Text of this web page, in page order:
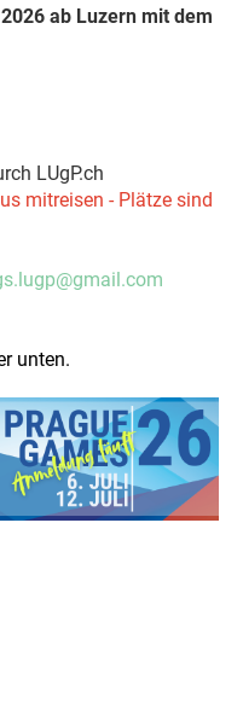
ab Luzern mit dem
LUgP.ch
mitreisen - Plätze sind
unten.